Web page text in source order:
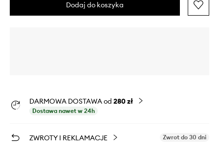
Dodaj do koszyka
DARMOWA DOSTAWA od 280 zł
Dostawa nawet w 24h
ZWROTY I REKLAMACJE Zwrot do 30 dni